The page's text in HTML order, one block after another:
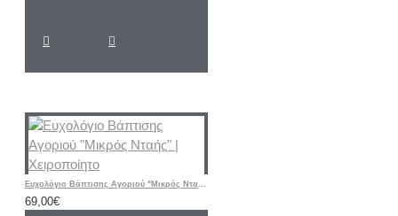
Ευχολόγιο Βάπτισης Αγοριού "Μικρός Νταής" | Χειροποίητο
69,00€